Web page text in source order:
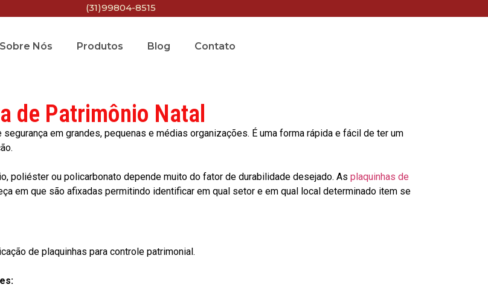
(31)99804-8515
Sobre Nós Produtos Blog Contato
de Patrimônio Natal
em grandes, pequenas e médias organizações. É uma forma rápida e fácil de ter um
poliéster ou policarbonato depende muito do fator de durabilidade desejado. As plaquinhas de
em que são afixadas permitindo identificar em qual setor e em qual local determinado item se
de plaquinhas para controle patrimonial.